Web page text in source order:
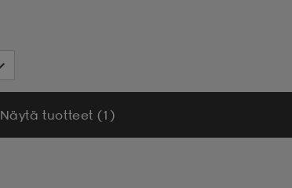
Näytä tuotteet (1)